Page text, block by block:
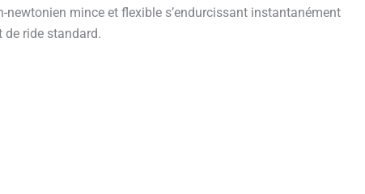
newtonien mince et flexible s’endurcissant instantanément
de ride standard.